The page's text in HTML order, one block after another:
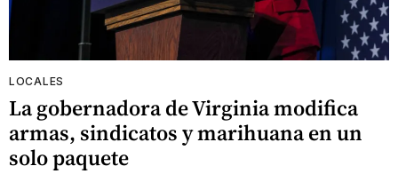
LOCALES
La gobernadora de Virginia modifica
armas, sindicatos y marihuana en un
solo paquete